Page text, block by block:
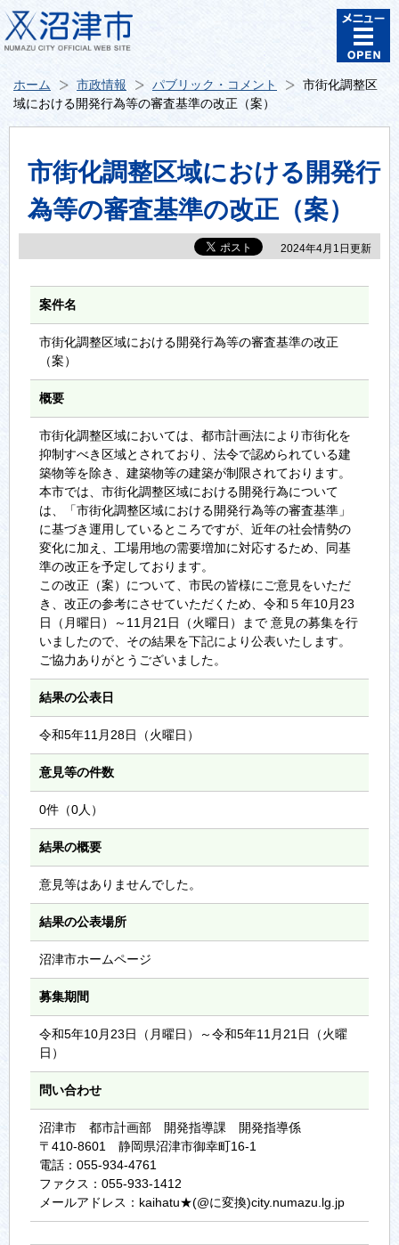
ホーム 市政情報 パブリック・コメント
市街化調整区
域における開発行為等の審査基準の改正（案）
市街化調整区域における開発行
為等の審査基準の改正（案）
2024年4月1日更新
案件名
市街化調整区域における開発行為等の審査基準の改正
（案）
概要
市街化調整区域においては、都市計画法により市街化を
抑制すべき区域とされており、法令で認められている建
築物等を除き、建築物等の建築が制限されております。
本市では、市街化調整区域における開発行為について
は、「市街化調整区域における開発行為等の審査基準」
に基づき運用しているところですが、近年の社会情勢の
変化に加え、工場用地の需要増加に対応するため、同基
準の改正を予定しております。
この改正（案）について、市民の皆様にご意見をいただ
き、改正の参考にさせていただくため、令和５年10月23
日（月曜日）～11月21日（火曜日）まで 意見の募集を行
いましたので、その結果を下記により公表いたします。
ご協力ありがとうございました。
結果の公表日
令和5年11月28日（火曜日）
意見等の件数
0件（0人）
結果の概要
意見等はありませんでした。
結果の公表場所
沼津市ホームページ
募集期間
令和5年10月23日（月曜日）～令和5年11月21日（火曜
日）
問い合わせ
沼津市 都市計画部 開発指導課 開発指導係
〒410-8601 静岡県沼津市御幸町16-1
電話：055-934-4761
ファクス：055-933-1412
メールアドレス：kaihatu★(@に変換)city.numazu.lg.jp